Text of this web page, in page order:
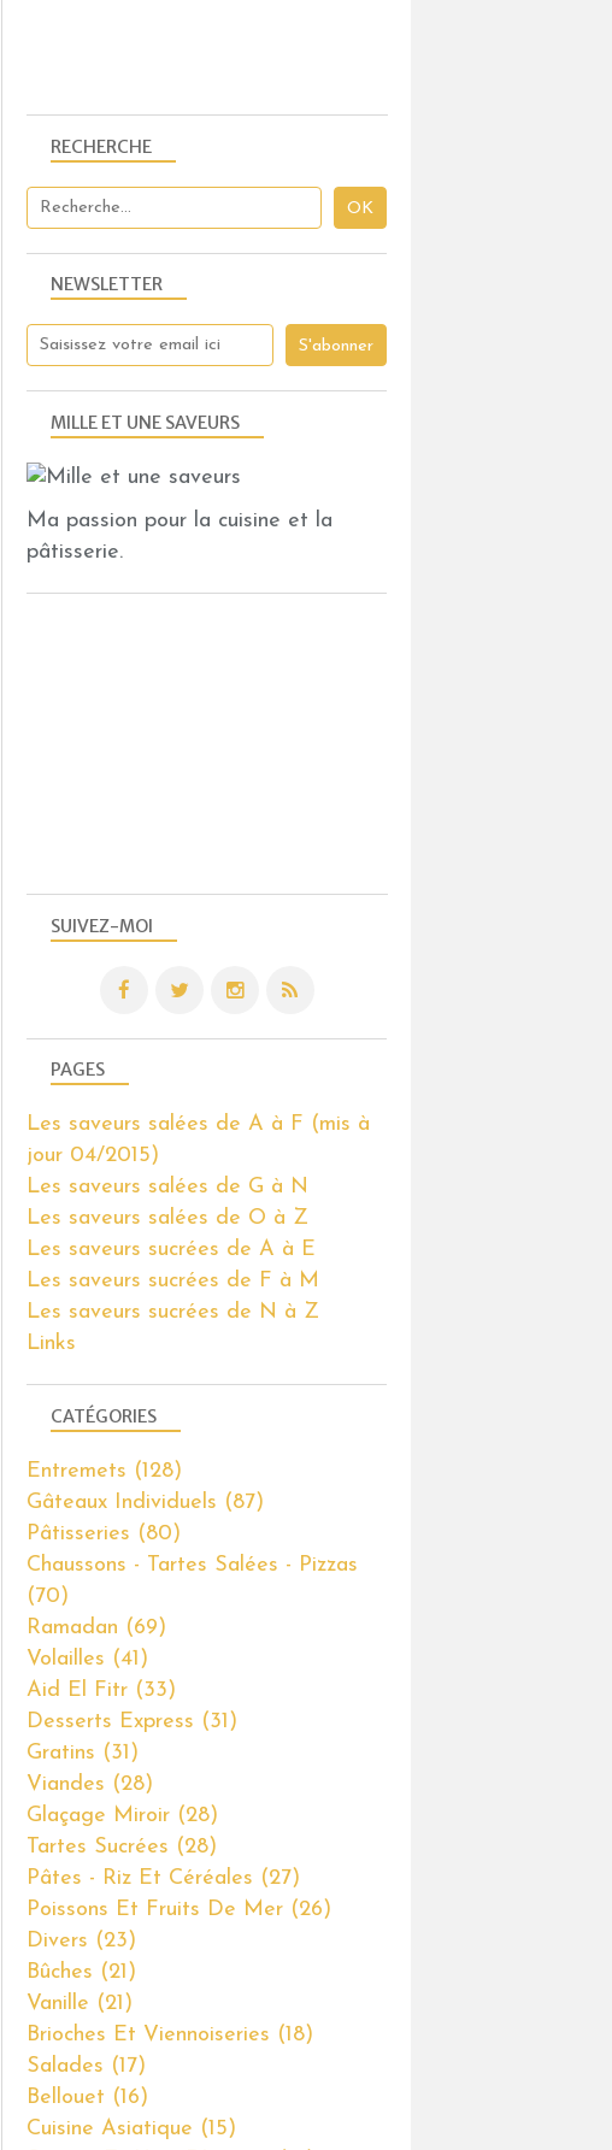
ENTREMETS
NEWSLETTER
SUIVEZ-MOI
RECHERCHE
MILLE ET UNE SAVEURS
Ma passion pour la cuisine et la
pâtisserie.
PAGES
Les saveurs salées de A à F (mis à
jour 04/2015)
Les saveurs salées de G à N
Les saveurs salées de O à Z
Les saveurs sucrées de A à E
Les saveurs sucrées de F à M
Les saveurs sucrées de N à Z
Links
CATÉGORIES
Entremets (128)
Gâteaux Individuels (87)
Pâtisseries (80)
Chaussons - Tartes Salées - Pizzas
(70)
Ramadan (69)
Volailles (41)
Aid El Fitr (33)
Desserts Express (31)
Gratins (31)
Viandes (28)
Glaçage Miroir (28)
Tartes Sucrées (28)
Pâtes - Riz Et Céréales (27)
Poissons Et Fruits De Mer (26)
Divers (23)
Bûches (21)
Vanille (21)
Brioches Et Viennoiseries (18)
Salades (17)
Bellouet (16)
Cuisine Asiatique (15)